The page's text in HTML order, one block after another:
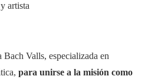
artista
Valls, especializada en
para unirse a la misión como